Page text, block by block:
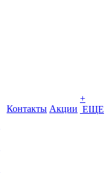
Контакты Акции
+
ЕЩЕ